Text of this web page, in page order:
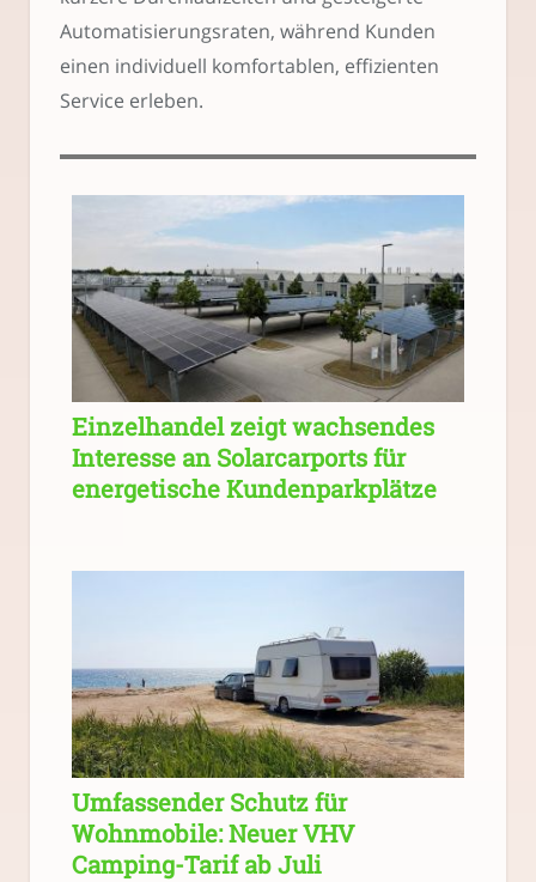
Automatisierungsraten, während Kunden
einen individuell komfortablen, effizienten
Service erleben.
Einzelhandel zeigt wachsendes
Interesse an Solarcarports für
energetische Kundenparkplätze
Umfassender Schutz für
Wohnmobile: Neuer VHV
Camping-Tarif ab Juli